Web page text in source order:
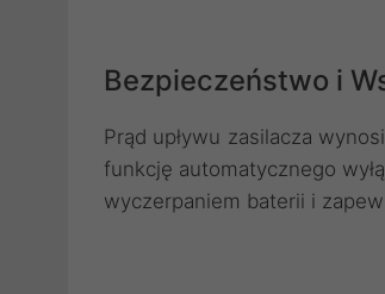
Bezpieczeństwo i
Prąd upływu zasilacza
funkcję automatycznego
wyczerpaniem baterii i